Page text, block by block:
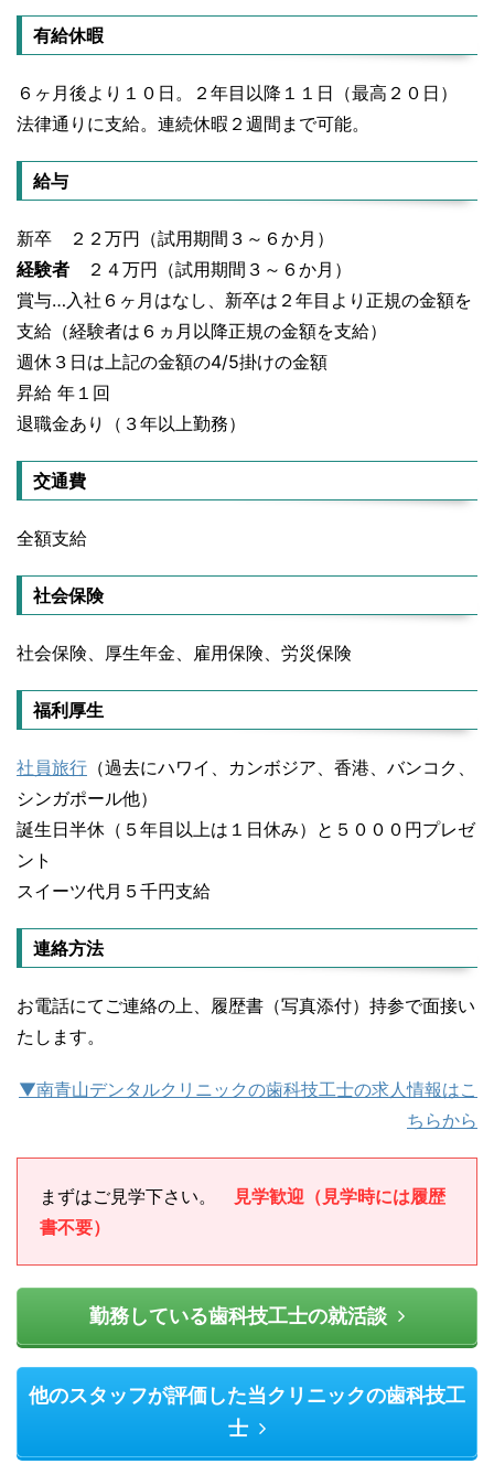
有給休暇
６ヶ月後より１０日。２年目以降１１日（最高２０日）
法律通りに支給。連続休暇２週間まで可能。
給与
新卒 ２２万円（試用期間３～６か月）
経験者 ２４万円（試用期間３～６か月）
賞与…入社６ヶ月はなし、新卒は２年目より正規の金額を
支給（経験者は６ヵ月以降正規の金額を支給）
週休３日は上記の金額の4/5掛けの金額
昇給 年１回
退職金あり（３年以上勤務）
交通費
全額支給
社会保険
社会保険、厚生年金、雇用保険、労災保険
福利厚生
社員旅行 （過去にハワイ、カンボジア、香港、バンコク、
シンガポール他）
誕生日半休（５年目以上は１日休み）と５０００円プレゼ
ント
スイーツ代月５千円支給
連絡方法
お電話にてご連絡の上、履歴書（写真添付）持参で面接い
たします。
▼南青山デンタルクリニックの歯科技工士の求人情報はこ
ちらから
まずはご見学下さい。
見学歓迎（見学時には履歴
書不要）
勤務している歯科技工士の就活談
他のスタッフが評価した当クリニックの歯科技工
士